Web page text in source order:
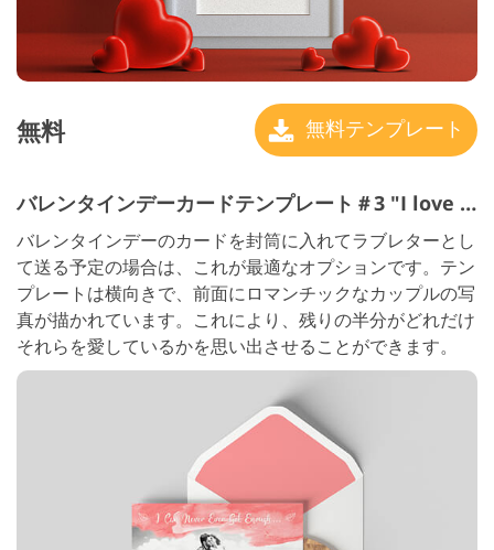
無料 無料テンプレート
バレンタインデーカードテンプレート＃3 "I love you"
バレンタインデーのカードを封筒に入れてラブレターとし
て送る予定の場合は、これが最適なオプションです。テン
プレートは横向きで、前面にロマンチックなカップルの写
真が描かれています。これにより、残りの半分がどれだけ
それらを愛しているかを思い出させることができます。